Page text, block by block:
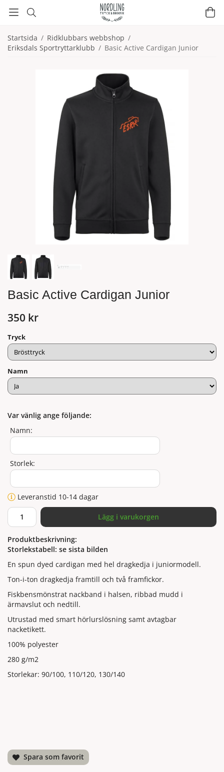
Startsida / Ridklubbars webbshop /
Eriksdals Sportryttarklubb / Basic Active Cardigan Junior
Basic Active Cardigan Junior
350 kr
Tryck
Namn
Var vänlig ange följande:
Namn:
Storlek:
Leveranstid 10-14 dagar
Lägg i varukorgen
Produktbeskrivning:
Storlekstabell: se sista bilden
En spun dyed cardigan med hel dragkedja i juniormodell.
Ton-i-ton dragkedja framtill och två framfickor.
Fiskbensmönstrat nackband i halsen, ribbad mudd i
ärmavslut och nedtill.
Utrustad med smart hörlurslösning samt avtagbar
nacketikett.
100% polyester
280 g/m2
Storlekar: 90/100, 110/120, 130/140
Spara som favorit